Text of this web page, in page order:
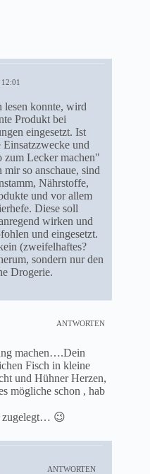
lesen konnte, wird
Produkt bei
eingesetzt. Ist
Einsatzzwecke und
zum Lecker machen"
mir so anschaue, sind
Nährstoffe,
und vor allem
Diese soll
wirken und
und eingesetzt.
(zweifelhaftes?
sondern nur den
Drogerie.
ANTWORTEN
machen….Dein
Fisch in kleine
und Hühner Herzen,
mögliche schon , hab
zugelegt… 😉
ANTWORTEN